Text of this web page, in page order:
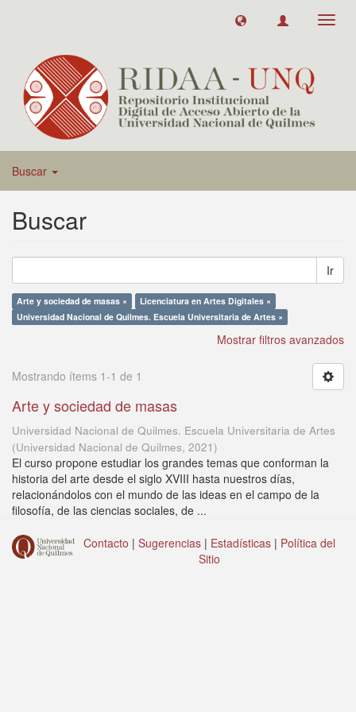
Buscar
Buscar
Ir
Arte y sociedad de masas ×
Licenciatura en Artes Digitales ×
Universidad Nacional de Quilmes. Escuela Universitaria de Artes ×
Mostrar filtros avanzados
Mostrando ítems 1-1 de 1
Arte y sociedad de masas
Universidad Nacional de Quilmes. Escuela Universitaria de Artes
(Universidad Nacional de Quilmes, 2021)
El curso propone estudiar los grandes temas que conforman la
historia del arte desde el siglo XVIII hasta nuestros días,
relacionándolos con el mundo de las ideas en el campo de la
filosofía, de las ciencias sociales, de ...
Contacto | Sugerencias | Estadísticas | Política del
Sitio